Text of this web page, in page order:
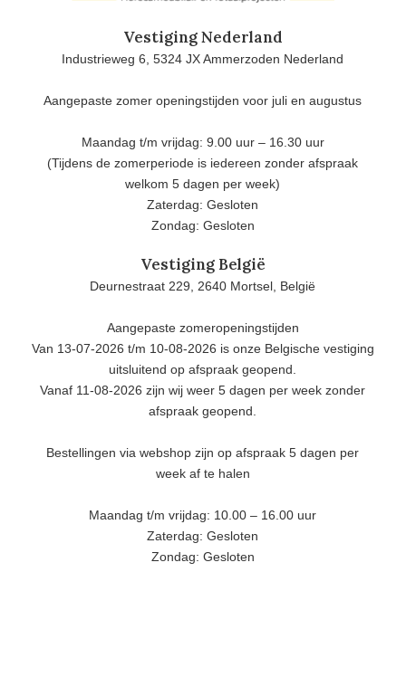
Vestiging Nederland
Industrieweg 6, 5324 JX Ammerzoden Nederland
Aangepaste zomer openingstijden voor juli en augustus
Maandag t/m vrijdag: 9.00 uur – 16.30 uur
(Tijdens de zomerperiode is iedereen zonder afspraak
welkom 5 dagen per week)
Zaterdag: Gesloten
Zondag: Gesloten
Vestiging België
Deurnestraat 229, 2640 Mortsel, België
Aangepaste zomeropeningstijden
Van 13-07-2026 t/m 10-08-2026 is onze Belgische vestiging
uitsluitend op afspraak geopend.
Vanaf 11-08-2026 zijn wij weer 5 dagen per week zonder
afspraak geopend.
Bestellingen via webshop zijn op afspraak 5 dagen per
week af te halen
Maandag t/m vrijdag: 10.00 – 16.00 uur
Zaterdag: Gesloten
Zondag: Gesloten